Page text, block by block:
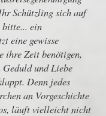
Schützling sich auf
bitte... ein
eine gewisse
ihre Zeit benötigen,
und Liebe
Denn jedes
an Vorgeschichte
läuft vielleicht nicht